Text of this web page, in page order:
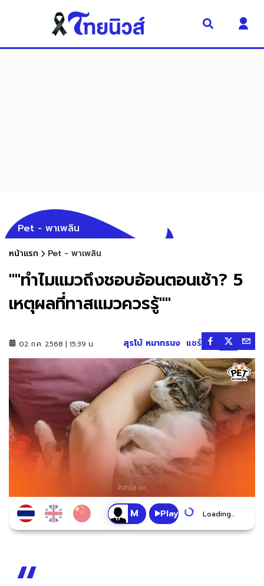
Pet - พาเพลิน
หน้าแรก Pet - พาเพลิน
""ทำไมแมวถึงชอบอ้อนตอนเช้า? 5
เหตุผลที่ทาสแมวควรรู้""
02 ก.ค. 2568 | 15:39 น. สุรโบ้ หมาทรนง แชร์
Play Loading...